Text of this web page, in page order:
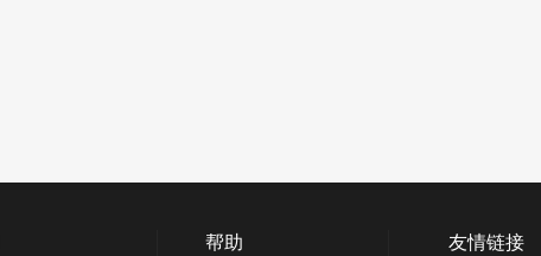
帮助 友情链接